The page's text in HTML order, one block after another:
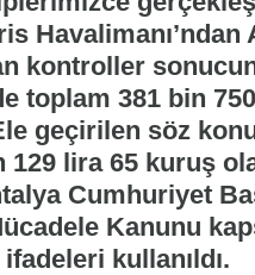
kontroller
toplam 381 bin
geçirilen söz
129 lira 65 kuruş
Cumhuriyet
Kanunu
ifadeleri kullanıldı.